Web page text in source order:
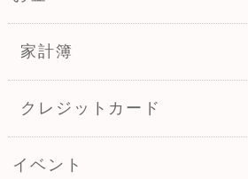
家計簿
クレジットカード
イベント